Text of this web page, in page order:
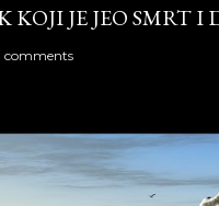
KOJI JE JEO SMRT I
comments